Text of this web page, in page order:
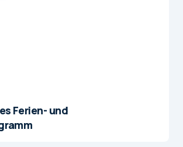
Ferien- und